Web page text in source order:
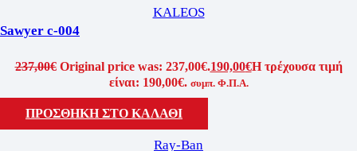
KALEOS
Sawyer c-004
237,00€ Original price was: 237,00€.190,00€Η τρέχουσα τιμή
είναι: 190,00€. συμπ. Φ.Π.Α.
ΠΡΟΣΘΗΚΗ ΣΤΟ ΚΑΛΑΘΙ
Ray-Ban